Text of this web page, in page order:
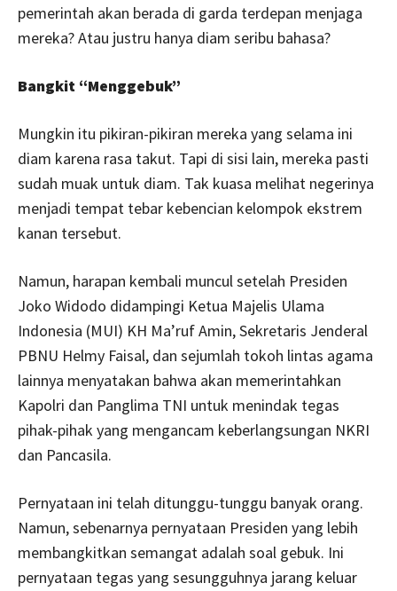
pemerintah akan berada di garda terdepan menjaga
mereka? Atau justru hanya diam seribu bahasa?
Bangkit “Menggebuk”
Mungkin itu pikiran-pikiran mereka yang selama ini
diam karena rasa takut. Tapi di sisi lain, mereka pasti
sudah muak untuk diam. Tak kuasa melihat negerinya
menjadi tempat tebar kebencian kelompok ekstrem
kanan tersebut.
Namun, harapan kembali muncul setelah Presiden
Joko Widodo didampingi Ketua Majelis Ulama
Indonesia (MUI) KH Ma’ruf Amin, Sekretaris Jenderal
PBNU Helmy Faisal, dan sejumlah tokoh lintas agama
lainnya menyatakan bahwa akan memerintahkan
Kapolri dan Panglima TNI untuk menindak tegas
pihak-pihak yang mengancam keberlangsungan NKRI
dan Pancasila.
Pernyataan ini telah ditunggu-tunggu banyak orang.
Namun, sebenarnya pernyataan Presiden yang lebih
membangkitkan semangat adalah soal gebuk. Ini
pernyataan tegas yang sesungguhnya jarang keluar